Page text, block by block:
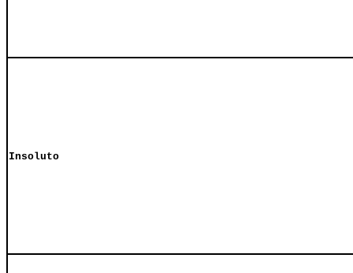
Insoluto